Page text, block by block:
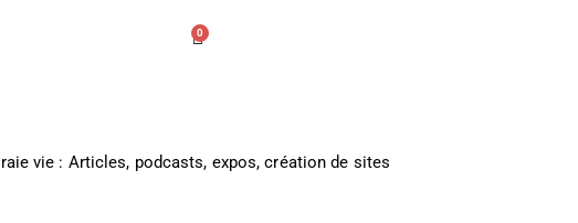
0
vie : Articles, podcasts, expos, création de sites